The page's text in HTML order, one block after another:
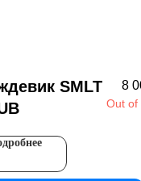
SMLT
8
Out of